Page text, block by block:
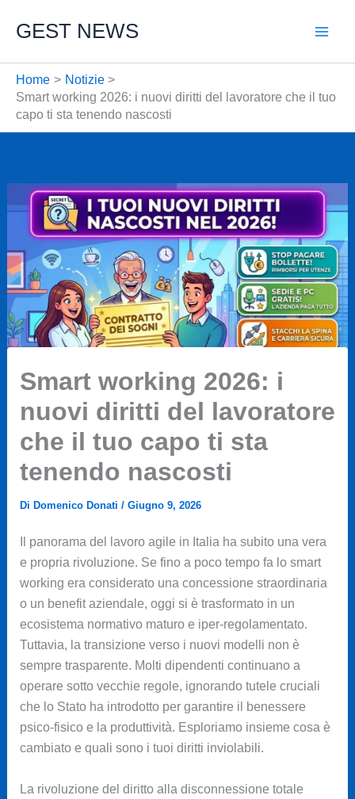
GEST NEWS
Home
Notizie
Smart working 2026: i nuovi diritti del lavoratore che il tuo
capo ti sta tenendo nascosti
Smart working 2026: i
nuovi diritti del lavoratore
che il tuo capo ti sta
tenendo nascosti
Di Domenico Donati / Giugno 9, 2026
Il panorama del lavoro agile in Italia ha subito una vera
e propria rivoluzione. Se fino a poco tempo fa lo smart
working era considerato una concessione straordinaria
o un benefit aziendale, oggi si è trasformato in un
ecosistema normativo maturo e iper-regolamentato.
Tuttavia, la transizione verso i nuovi modelli non è
sempre trasparente. Molti dipendenti continuano a
operare sotto vecchie regole, ignorando tutele cruciali
che lo Stato ha introdotto per garantire il benessere
psico-fisico e la produttività. Esploriamo insieme cosa è
cambiato e quali sono i tuoi diritti inviolabili.
La rivoluzione del diritto alla disconnessione totale